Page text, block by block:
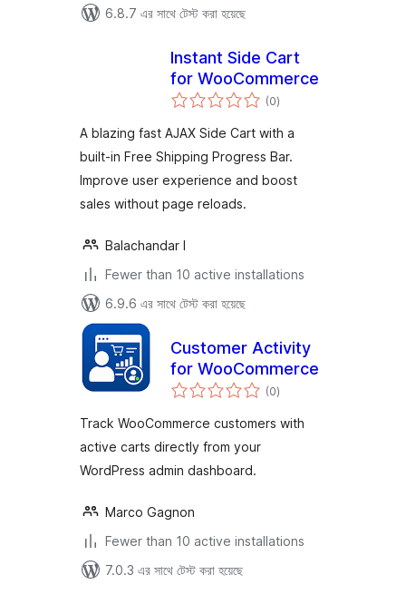
6.8.7 এর সাথে টেস্ট করা হয়েছে
Instant Side Cart
for WooCommerce
(0total
ratings
)
A blazing fast AJAX Side Cart with a
built-in Free Shipping Progress Bar.
Improve user experience and boost
sales without page reloads.
Balachandar I
Fewer than 10 active installations
6.9.6 এর সাথে টেস্ট করা হয়েছে
Customer Activity
for WooCommerce
(0total
ratings
)
Track WooCommerce customers with
active carts directly from your
WordPress admin dashboard.
Marco Gagnon
Fewer than 10 active installations
7.0.3 এর সাথে টেস্ট করা হয়েছে